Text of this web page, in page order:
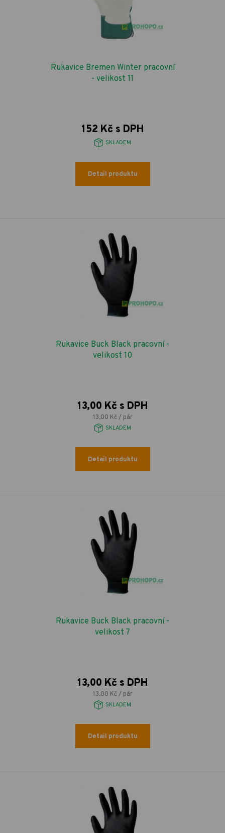
Rukavice Bremen Winter pracovní
- velikost 11
152 Kč s DPH
SKLADEM
Detail produktu
Rukavice Buck Black pracovní -
velikost 10
13,00 Kč s DPH
13,00 Kč / pár
SKLADEM
Detail produktu
Rukavice Buck Black pracovní -
velikost 7
13,00 Kč s DPH
13,00 Kč / pár
SKLADEM
Detail produktu